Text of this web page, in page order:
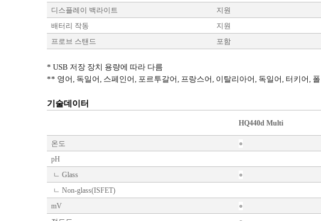
디스플레이 백라이트
지원
배터리 작동
지원
프로브 스탠드
포함
* USB 저장 장치 용량에 따라 다름
** 영어, 독일어, 스페인어, 포르투갈어, 프랑스어, 이탈리아어, 독일어, 터키어,
기술데이터
HQ440d Multi
온도
●
pH
ㄴ Glass
●
ㄴ Non-glass(ISFET)
mV
●